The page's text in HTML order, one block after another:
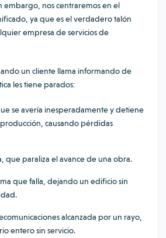
embargo, nos centraremos en el
ya que es el verdadero talón
empresa de servicios de
un cliente llama informando de
les tiene parados:
se avería inesperadamente y detiene
causando pérdidas
que paraliza el avance de una obra.
que falla, dejando un edificio sin
alcanzada por un rayo,
entero sin servicio.